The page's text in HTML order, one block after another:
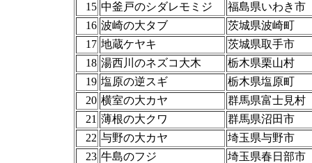
15 中釜戸のシダレモミジ
福島県いわき市
16 波崎の大タブ
茨城県波崎町
17 地蔵ケヤキ
茨城県取手市
18 湯西川のネズコ大木
栃木県栗山村
19 塩原の逆スギ
栃木県塩原町
20 横室の大カヤ
群馬県富士見村
21 薄根の大クワ
群馬県沼田市
22 与野の大カヤ
埼玉県与野市
23 牛島のフジ
埼玉県春日部市